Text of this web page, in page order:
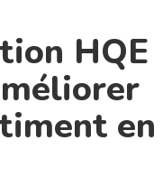
HQE
en